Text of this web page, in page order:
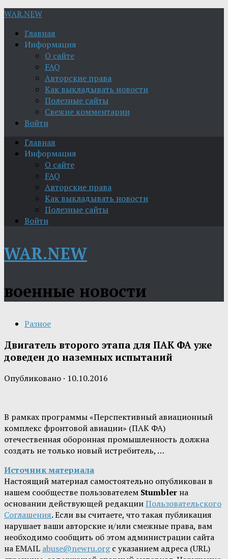
WAR.NEW
Главная
Информация
О сайте
FAQ
Авторские права
Как выкладывать новости
Полезные сайты
Свежие комментарии
Войти
Главная
Информация
О сайте
FAQ
Авторские права
Как выкладывать новости
Полезные сайты
Войти
WAR.NEW
военные новости
Разное
Двигатель второго этапа для ПАК ФА уже
доведен до наземных испытаний
Опубликовано · 10.10.2016
В рамках программы «Перспективный авиационный
комплекс фронтовой авиации» (ПАК ФА)
отечественная оборонная промышленность должна
создать не только новый истребитель, …
Источник материала
Настоящий материал самостоятельно опубликован в
нашем сообществе пользователем Stumbler на
основании действующей редакцииПользовательского
Соглашения. Если вы считаете, что такая публикация
нарушает ваши авторские и/или смежные права, вам
необходимо сообщить об этом администрации сайта
на EMAIL abuse@newru.orgс указанием адреса (URL)